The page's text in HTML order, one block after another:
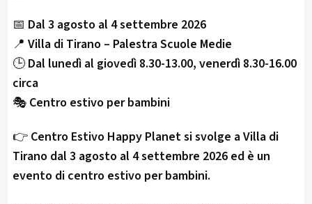
📅 Dal 3 agosto al 4 settembre 2026
📍 Villa di Tirano – Palestra Scuole Medie
🕒Dal lunedì al giovedì 8.30-13.00, venerdì 8.30-16.00
circa
🎭 Centro estivo per bambini
👉 Centro Estivo Happy Planet si svolge a Villa di
Tirano dal 3 agosto al 4 settembre 2026 ed è un
evento di centro estivo per bambini.